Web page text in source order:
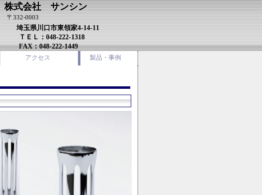
株式会社 サンシン
〒332-0003
埼玉県川口市東領家4-14-11
ＴＥＬ：048-222-1318
FAX：048-222-1449
アクセス 製品・事例